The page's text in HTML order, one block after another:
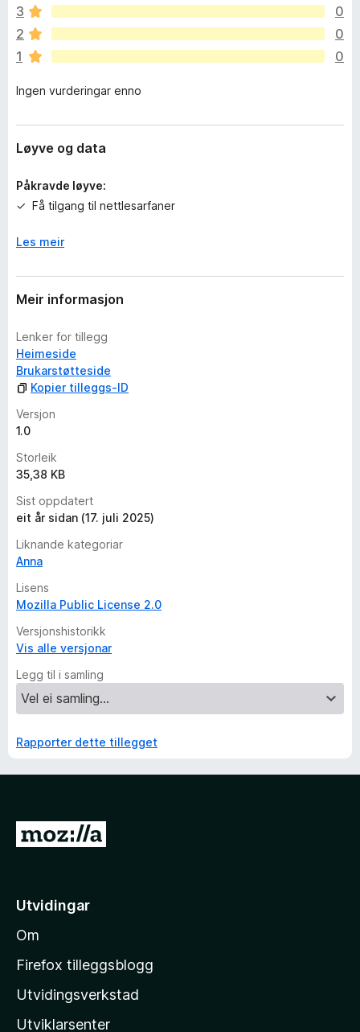
n
v
u
r
e
i
n
a
e
n
3
0
2
0
1
0
Ingen vurderingar enno
Løyve og data
Påkravde løyve:
Få tilgang til nettlesarfaner
Les meir
Meir informasjon
Lenker for tillegg
Heimeside
Brukarstøtteside
Kopier tilleggs-ID
Versjon
1.0
Storleik
35,38 KB
Sist oppdatert
eit år sidan (17. juli 2025)
Liknande kategoriar
Anna
Lisens
Mozilla Public License 2.0
Versjonshistorikk
Vis alle versjonar
Legg til i samling
Rapporter dette tillegget
G
i
M
o
l
Utvidingar
Om
Firefox tilleggsblogg
Utvidingsverkstad
Utviklarsenter